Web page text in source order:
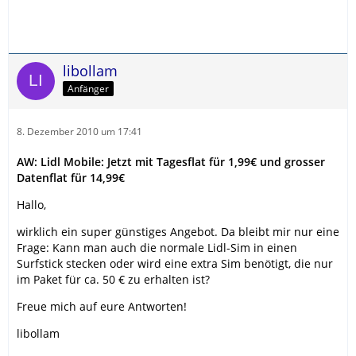
libollam
Anfänger
8. Dezember 2010 um 17:41
AW: Lidl Mobile: Jetzt mit Tagesflat für 1,99€ und grosser
Datenflat für 14,99€
Hallo,
wirklich ein super günstiges Angebot. Da bleibt mir nur eine
Frage: Kann man auch die normale Lidl-Sim in einen
Surfstick stecken oder wird eine extra Sim benötigt, die nur
im Paket für ca. 50 € zu erhalten ist?
Freue mich auf eure Antworten!
libollam